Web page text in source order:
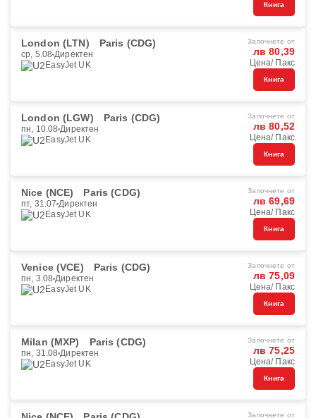
Книга
London (LTN) Paris (CDG)
ср, 5.08 Директен
EasyJet UK
Започнете от
лв 80,39
Цена/ Пакс
Книга
London (LGW) Paris (CDG)
пн, 10.08 Директен
EasyJet UK
Започнете от
лв 80,52
Цена/ Пакс
Книга
Nice (NCE) Paris (CDG)
пт, 31.07 Директен
EasyJet UK
Започнете от
лв 69,69
Цена/ Пакс
Книга
Venice (VCE) Paris (CDG)
пн, 3.08 Директен
EasyJet UK
Започнете от
лв 75,09
Цена/ Пакс
Книга
Milan (MXP) Paris (CDG)
пн, 31.08 Директен
EasyJet UK
Започнете от
лв 75,25
Цена/ Пакс
Книга
Започнете от